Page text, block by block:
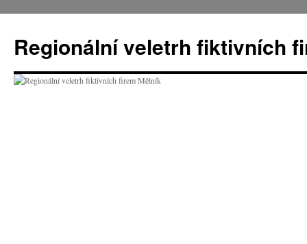
obsahu
webu
Regionální veletrh fiktivních